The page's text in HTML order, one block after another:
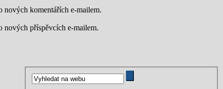
nových komentářích e-mailem.
nových příspěvcích e-mailem.